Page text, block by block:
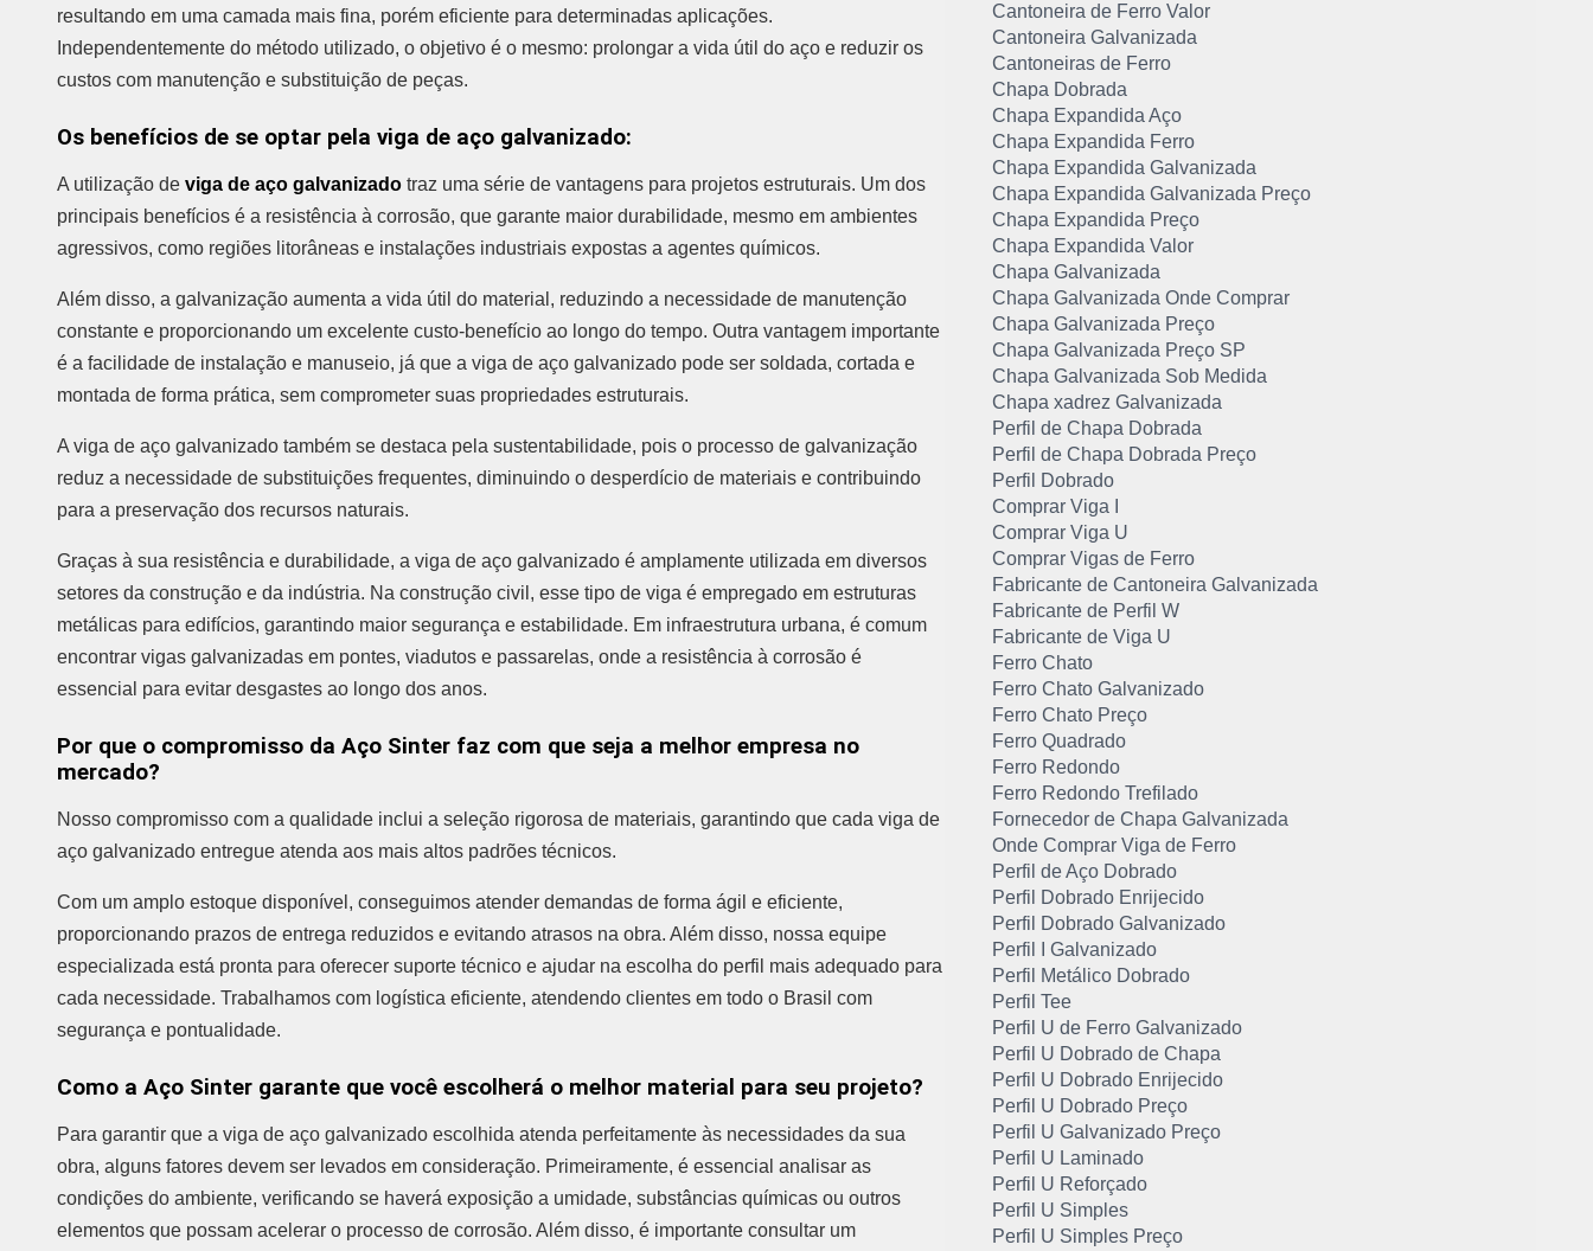
resultando em uma camada mais fina, porém eficiente para determinadas aplicações.
Independentemente do método utilizado, o objetivo é o mesmo: prolongar a vida útil do aço e reduzir os
custos com manutenção e substituição de peças.
Os benefícios de se optar pela viga de aço galvanizado:
A utilização de viga de aço galvanizado traz uma série de vantagens para projetos estruturais. Um dos
principais benefícios é a resistência à corrosão, que garante maior durabilidade, mesmo em ambientes
agressivos, como regiões litorâneas e instalações industriais expostas a agentes químicos.
Além disso, a galvanização aumenta a vida útil do material, reduzindo a necessidade de manutenção
constante e proporcionando um excelente custo-benefício ao longo do tempo. Outra vantagem importante
é a facilidade de instalação e manuseio, já que a viga de aço galvanizado pode ser soldada, cortada e
montada de forma prática, sem comprometer suas propriedades estruturais.
A viga de aço galvanizado também se destaca pela sustentabilidade, pois o processo de galvanização
reduz a necessidade de substituições frequentes, diminuindo o desperdício de materiais e contribuindo
para a preservação dos recursos naturais.
Graças à sua resistência e durabilidade, a viga de aço galvanizado é amplamente utilizada em diversos
setores da construção e da indústria. Na construção civil, esse tipo de viga é empregado em estruturas
metálicas para edifícios, garantindo maior segurança e estabilidade. Em infraestrutura urbana, é comum
encontrar vigas galvanizadas em pontes, viadutos e passarelas, onde a resistência à corrosão é
essencial para evitar desgastes ao longo dos anos.
Por que o compromisso da Aço Sinter faz com que seja a melhor empresa no
mercado?
Nosso compromisso com a qualidade inclui a seleção rigorosa de materiais, garantindo que cada viga de
aço galvanizado entregue atenda aos mais altos padrões técnicos.
Com um amplo estoque disponível, conseguimos atender demandas de forma ágil e eficiente,
proporcionando prazos de entrega reduzidos e evitando atrasos na obra. Além disso, nossa equipe
especializada está pronta para oferecer suporte técnico e ajudar na escolha do perfil mais adequado para
cada necessidade. Trabalhamos com logística eficiente, atendendo clientes em todo o Brasil com
segurança e pontualidade.
Como a Aço Sinter garante que você escolherá o melhor material para seu projeto?
Para garantir que a viga de aço galvanizado escolhida atenda perfeitamente às necessidades da sua
obra, alguns fatores devem ser levados em consideração. Primeiramente, é essencial analisar as
condições do ambiente, verificando se haverá exposição a umidade, substâncias químicas ou outros
elementos que possam acelerar o processo de corrosão. Além disso, é importante consultar um
Cantoneira de Ferro Valor
Cantoneira Galvanizada
Cantoneiras de Ferro
Chapa Dobrada
Chapa Expandida Aço
Chapa Expandida Ferro
Chapa Expandida Galvanizada
Chapa Expandida Galvanizada Preço
Chapa Expandida Preço
Chapa Expandida Valor
Chapa Galvanizada
Chapa Galvanizada Onde Comprar
Chapa Galvanizada Preço
Chapa Galvanizada Preço SP
Chapa Galvanizada Sob Medida
Chapa xadrez Galvanizada
Perfil de Chapa Dobrada
Perfil de Chapa Dobrada Preço
Perfil Dobrado
Comprar Viga I
Comprar Viga U
Comprar Vigas de Ferro
Fabricante de Cantoneira Galvanizada
Fabricante de Perfil W
Fabricante de Viga U
Ferro Chato
Ferro Chato Galvanizado
Ferro Chato Preço
Ferro Quadrado
Ferro Redondo
Ferro Redondo Trefilado
Fornecedor de Chapa Galvanizada
Onde Comprar Viga de Ferro
Perfil de Aço Dobrado
Perfil Dobrado Enrijecido
Perfil Dobrado Galvanizado
Perfil I Galvanizado
Perfil Metálico Dobrado
Perfil Tee
Perfil U de Ferro Galvanizado
Perfil U Dobrado de Chapa
Perfil U Dobrado Enrijecido
Perfil U Dobrado Preço
Perfil U Galvanizado Preço
Perfil U Laminado
Perfil U Reforçado
Perfil U Simples
Perfil U Simples Preço